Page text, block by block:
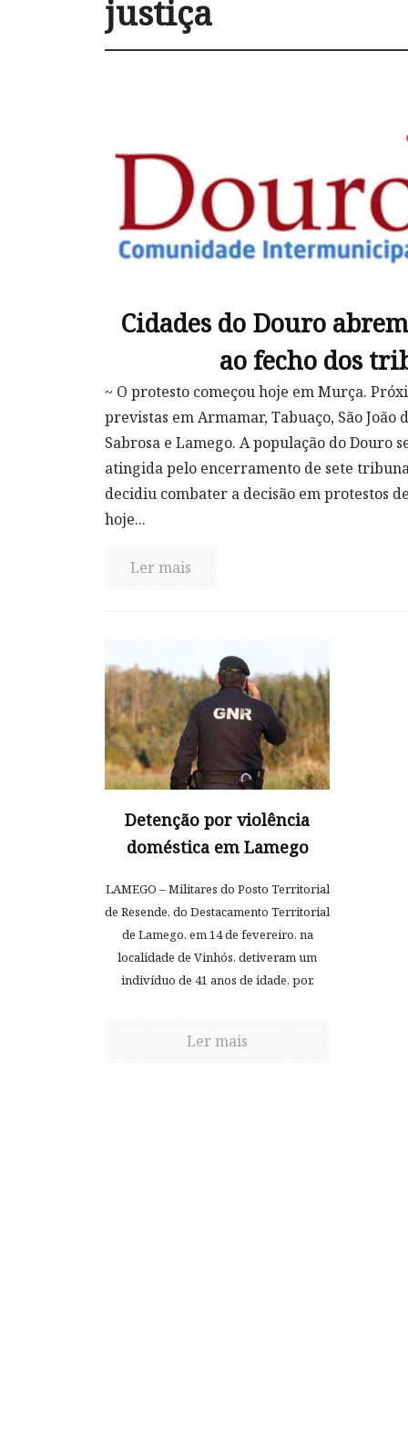
justiça
Cidades do Douro
ao fecho dos
~ O protesto começou hoje em Murça.
previstas em Armamar, Tabuaço, São João
Sabrosa e Lamego. A população do Douro
atingida pelo encerramento de sete
decidiu combater a decisão em protestos
hoje...
Ler mais
Detenção por violência
doméstica em Lamego
LAMEGO – Militares do Posto Territorial
de Resende, do Destacamento Territorial
de Lamego, em 14 de fevereiro, na
localidade de Vinhós, detiveram um
indivíduo de 41 anos de idade, por.
Ler mais